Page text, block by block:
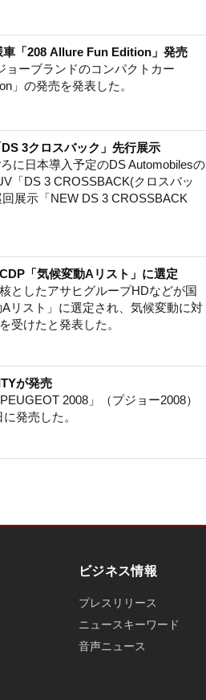
車「208 Allure Fun Edition」発売
ョーブランドのコンパクトカー
」の発売を発表した。
3クロスバック」先行展示
に日本導入予定のDS Automobilesの
「DS 3 CROSSBACK(クロスバッ
展示「NEW DS 3 CROSSBACK
「気候変動Aリスト」に選定
としたアサヒグループHDなどが国
リスト」に選定され、気候変動に対
受けたと発表した。
が発売
2008」（プジョー2008）
発売した。
ビジネス情報
プレスリリース
ニュースキーワード
音声ニュース